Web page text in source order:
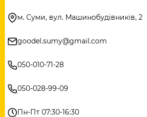
м. Суми, вул. Машинобудівників, 2
goodel.sumy@gmail.com
050-010-71-28
050-028-99-09
Пн-Пт 07:30-16:30